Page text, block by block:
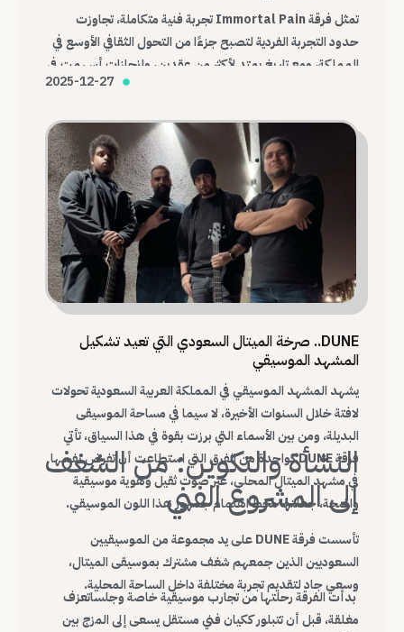
تمثل فرقة Immortal Pain تجربة فنية متكاملة، تجاوزت
حدود التجربة الفردية لتصبح جزءًا من التحول الثقافي الأوسع في
المملكة، ومع تاريخ يمتد لأكثر من عقدين، وإنجازات أسهمت في
تغيير شكل المشهد، تظل Immortal Pain واحدة من أهم
2025-12-27
DUNE.. صرخة الميتال السعودي التي تعيد تشكيل
المشهد الموسيقي
يشهد المشهد الموسيقي في المملكة العربية السعودية تحولات
لافتة خلال السنوات الأخيرة، لا سيما في مساحة الموسيقى
البديلة، ومن بين الأسماء التي برزت بقوة في هذا السياق، تأتي
فرقة DUNE كواحدة من الفرق التي استطاعت أن تفرض نفسها
في مشهد الميتال المحلي، عبر صوت ثقيل وهوية موسيقية
واضحة، جعلتها محط اهتمام جمهور هذا اللون الموسيقي.
النشأة والتكوين: من الشغف
إلى المشروع الفني
تأسست فرقة DUNE على يد مجموعة من الموسيقيين
السعوديين الذين جمعهم شغف مشترك بموسيقى الميتال،
وسعي جاد لتقديم تجربة مختلفة داخل الساحة المحلية.
بدأت الفرقة رحلتها من تجارب موسيقية خاصة وجلساتعزف
مغلقة، قبل أن تتبلور ككيان فني مستقل يسعى إلى المزج بين